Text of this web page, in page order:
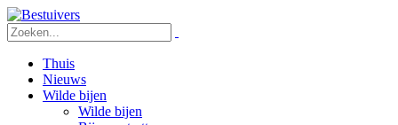
Thuis
Nieuws
Wilde bijen
Wilde bijen